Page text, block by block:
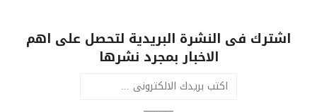
اشترك فى النشرة البريدية لتحصل على اهم
الاخبار بمجرد نشرها